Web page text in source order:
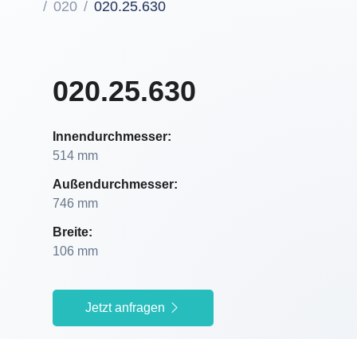
020 020.25.630
020.25.630
Innendurchmesser:
514 mm
Außendurchmesser:
746 mm
Breite:
106 mm
Jetzt anfragen